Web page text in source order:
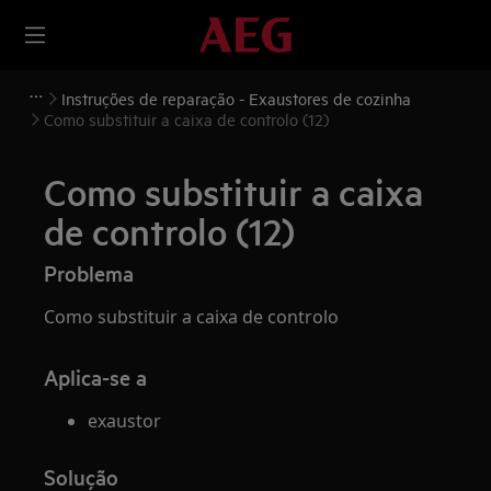
Instruções de reparação - Exaustores de cozinha
Como substituir a caixa de controlo (12)
Como substituir a caixa
de controlo (12)
Problema
Como substituir a caixa de controlo
Aplica-se a
exaustor
Solução